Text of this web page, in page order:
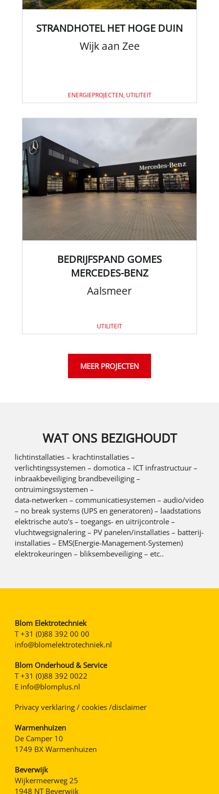
STRANDHOTEL HET HOGE DUIN
Wijk aan Zee
ENERGIEPROJECTEN, UTILITEIT
BEDRIJFSPAND GOMES
MERCEDES-BENZ
Aalsmeer
UTILITEIT
MEER PROJECTEN
WAT ONS BEZIGHOUDT
lichtinstallaties – krachtinstallaties –
verlichtingssystemen – domotica – ICT infrastructuur –
inbraakbeveiliging brandbeveiliging –
ontruimingssystemen –
data-netwerken – communicatiesystemen – audio/video
– no break systems (UPS en generatoren) – laadstations
elektrische auto’s – toegangs- en uitrijcontrole –
vluchtwegsignalering – PV panelen/installaties – batterij-
installaties – EMS(Energie-Management-Systemen)
elektrokeuringen – bliksembeveiliging – etc..
Blom Elektrotechniek
T+31 (0)88 392 00 00
info@blomelektrotechniek.nl
Blom Onderhoud & Service
T+31 (0)88 392 0022
E info@blomplus.nl
Privacy verklaring / cookies /disclaimer
Warmenhuizen
De Camper 10
1749 BX Warmenhuizen
Beverwijk
Wijkermeerweg 25
1948 NT Beverwijk